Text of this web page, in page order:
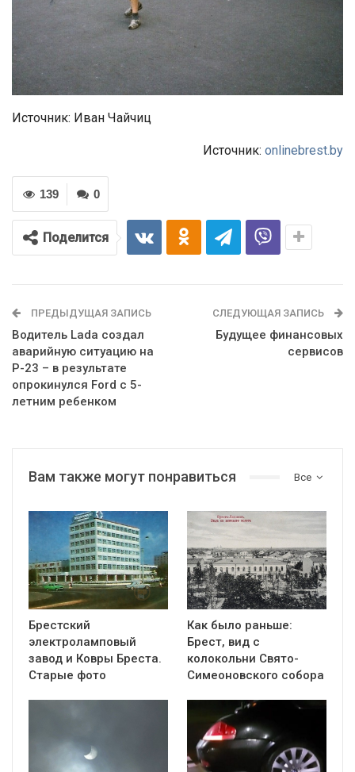
Источник: Иван Чайчиц
Источник: onlinebrest.by
0
139
Поделится
ПРЕДЫДУЩАЯ ЗАПИСЬ
Водитель Lada создал
аварийную ситуацию на
Р-23 – в результате
опрокинулся Ford с 5-
летним ребенком
СЛЕДУЮЩАЯ ЗАПИСЬ
Будущее финансовых
сервисов
Все
Вам также могут понравиться
Брестский
электроламповый
завод и Ковры Бреста.
Старые фото
Как было раньше:
Брест, вид с
колокольни Cвято-
Симеоновского собора